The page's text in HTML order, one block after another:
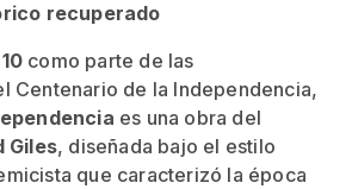
recuperado
como parte de las
Centenario de la Independencia,
es una obra del
Giles, diseñada bajo el estilo
que caracterizó la época